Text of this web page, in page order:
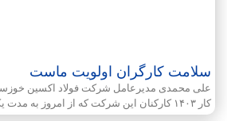
سلامت کارگران اولویت ماست
علی محمدی مدیرعامل شرکت فولاد اکسین
کار ۱۴۰۳ کارکنان این شرکت که از امروز به مدت یکماه آغاز شده و